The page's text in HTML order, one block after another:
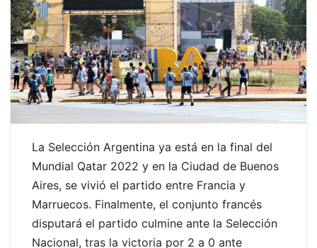
La Selección Argentina ya está en la final del
Mundial Qatar 2022 y en la Ciudad de Buenos
Aires, se vivió el partido entre Francia y
Marruecos. Finalmente, el conjunto francés
disputará el partido culmine ante la Selección
Nacional, tras la victoria por 2 a 0 ante